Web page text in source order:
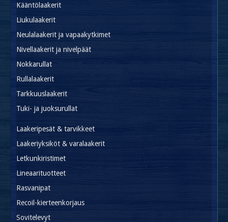
Kääntölaakerit
Liukulaakerit
Neulalaakerit ja vapaakytkimet
Nivellaakerit ja nivelpäät
Nokkarullat
Rullalaakerit
Tarkkuuslaakerit
Tuki- ja juoksurullat
Laakeripesät & tarvikkeet
Laakeriyksiköt & varalaakerit
Letkunkiristimet
Lineaarituotteet
Rasvanipat
Recoil-kierteenkorjaus
Sovitelevyt